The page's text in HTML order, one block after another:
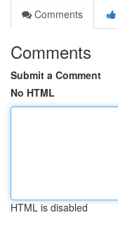
Comments
Comments
Submit a Comment
No HTML
HTML is disabled